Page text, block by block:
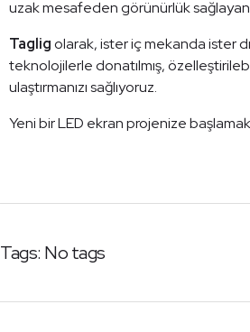
uzak mesafeden görünürlük
Tagligolarak, ister iç mekanda ister
teknolojilerle donatılmış,
ulaştırmanızı sağlıyoruz.
Yeni bir LED ekran projenize başlamak
Tags: No tags